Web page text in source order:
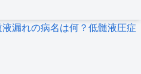
漏れの病名は何？低髄液圧症